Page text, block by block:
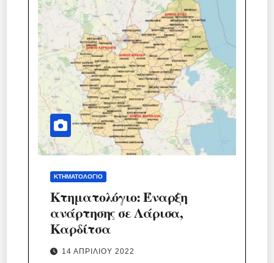
ΚΤΗΜΑΤΟΛΌΓΙΟ
Κτηματολόγιο: Έναρξη
ανάρτησης σε Λάρισα,
Καρδίτσα
14 ΑΠΡΙΛΊΟΥ 2022